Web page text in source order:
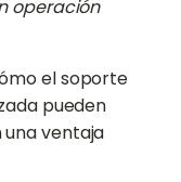
operación
el soporte
pueden
ventaja